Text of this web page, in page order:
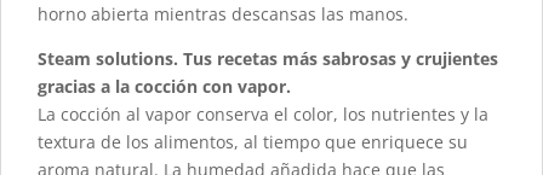
horno abierta mientras descansas las manos.
Steam solutions. Tus recetas más sabrosas y crujientes
gracias a la cocción con vapor.
La cocción al vapor conserva el color, los nutrientes y la
textura de los alimentos, al tiempo que enriquece su
aroma natural. La humedad añadida hace que las